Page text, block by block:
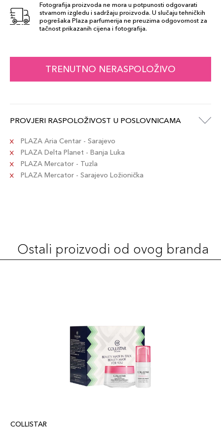
40
58,00 KM
Šifra artikla
8015150120326
113
Fotografija proizvoda ne mora u potpunosti odgovarati
stvarnom izgledu i sadržaju proizvoda. U slučaju tehničkih
pogrešaka Plaza parfumerija ne preuzima odgovornost za
tačnost prikazanih cijena i fotografija.
TRENUTNO NERASPOLOŽIVO
PROVJERI RASPOLOŽIVOST U POSLOVNICAMA
PLAZA Aria Centar - Sarajevo
PLAZA Delta Planet - Banja Luka
PLAZA Mercator - Tuzla
PLAZA Mercator - Sarajevo Ložionička
Ostali proizvodi od ovog branda
COLLISTAR